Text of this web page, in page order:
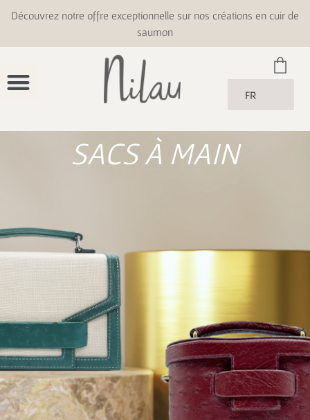
Découvrez notre offre exceptionnelle sur nos créations en cuir de
saumon
FR
SACS À MAIN